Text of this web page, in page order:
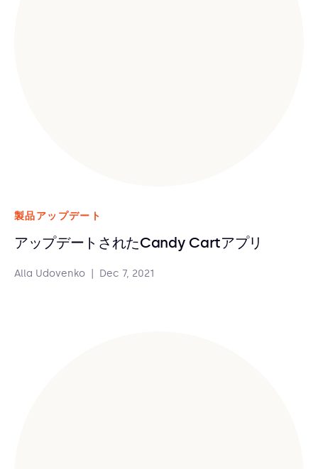
製品アップデート
アップデートされたCandy Cartアプリ
Alla Udovenko Dec 7, 2021